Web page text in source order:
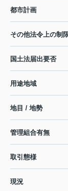
都市計画
その他法令上の制
国土法届出要否
用途地域
地目 / 地勢
管理組合有無
取引態様
現況